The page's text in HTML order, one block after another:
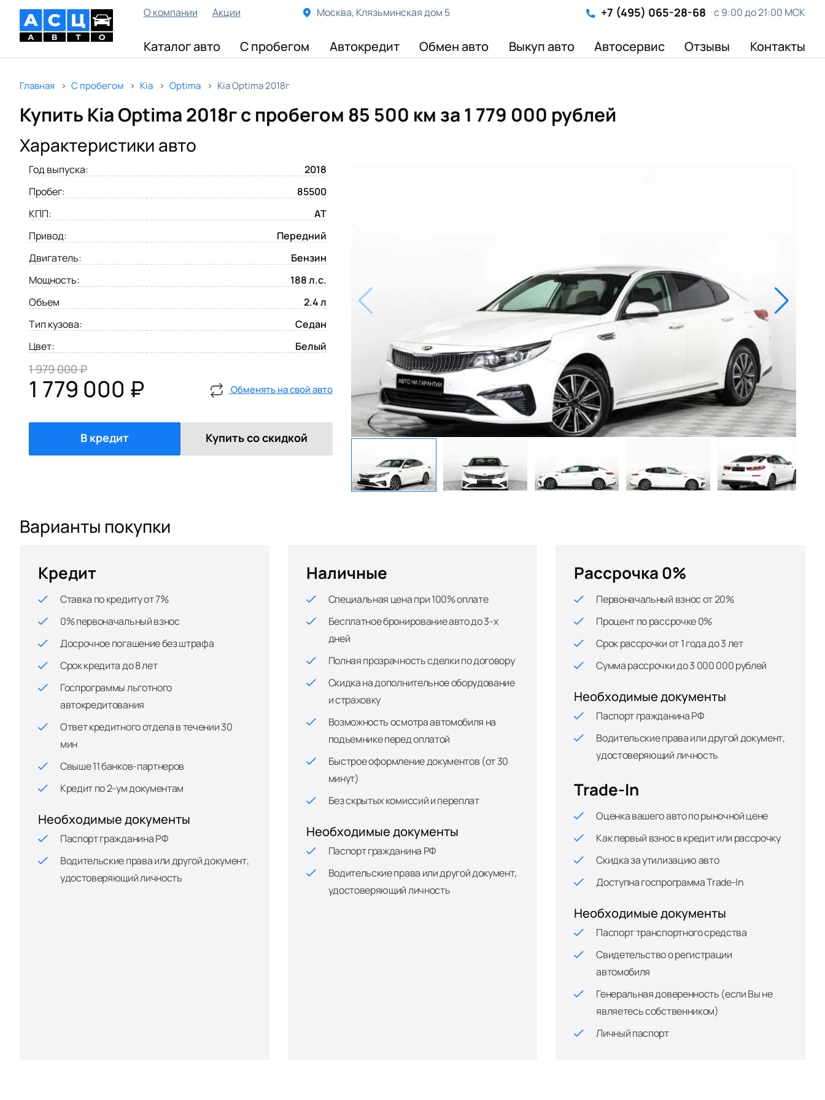
О компании Акции Москва, Клязьминская дом 5 +7 (495) 065-28-68 с 9:00 до 21:00 МСК
Каталог авто С пробегом Автокредит Обмен авто Выкуп авто Автосервис Отзывы Контакты
Главная С пробегом Kia Optima Kia Optima 2018г
Купить Kia Optima 2018г с пробегом 85 500 км за 1 779 000 рублей
Характеристики авто
Год выпуска:
2018
Пробег:
85500
КПП:
AT
Привод:
Передний
Двигатель:
Бензин
Мощность:
188 л.с.
Объем
2.4 л
Тип кузова:
Седан
Цвет:
Белый
1 979 000 ₽
1 779 000 ₽ Обменять на свой авто
В кредит Купить со скидкой
Варианты покупки
Кредит
Ставка по кредиту от 7%
0% первоначальный взнос
Досрочное погашение без штрафа
Срок кредита до 8 лет
Госпрограммы льготного
автокредитования
Ответ кредитного отдела в течении 30
мин
Свыше 11 банков-партнеров
Кредит по 2-ум документам
Необходимые документы
Паспорт гражданина РФ
Водительские права или другой документ,
удостоверяющий личность
Наличные
Специальная цена при 100% оплате
Бесплатное бронирование авто до 3-х
дней
Полная прозрачность сделки по договору
Скидка на дополнительное оборудование
и страховку
Возможность осмотра автомобиля на
подъемнике перед оплатой
Быстрое оформление документов (от 30
минут)
Без скрытых комиссий и переплат
Необходимые документы
Паспорт гражданина РФ
Водительские права или другой документ,
удостоверяющий личность
Рассрочка 0%
Первоначальный взнос от 20%
Процент по рассрочке 0%
Срок рассрочки от 1 года до 3 лет
Сумма рассрочки до 3 000 000 рублей
Необходимые документы
Паспорт гражданина РФ
Водительские права или другой документ,
удостоверяющий личность
Trade-In
Оценка вашего авто по рыночной цене
Как первый взнос в кредит или рассрочку
Скидка за утилизацию авто
Доступна госпрограмма Trade-In
Необходимые документы
Паспорт транспортного средства
Свидетельство о регистрации
автомобиля
Генеральная доверенность (если Вы не
являетесь собственником)
Личный паспорт